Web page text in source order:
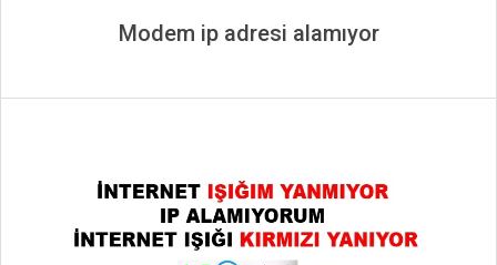
Modem ip adresi alamıyor